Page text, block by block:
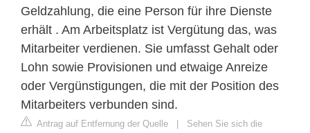
Geldzahlung, die eine Person für ihre Dienste
erhält . Am Arbeitsplatz ist Vergütung das, was
Mitarbeiter verdienen. Sie umfasst Gehalt oder
Lohn sowie Provisionen und etwaige Anreize
oder Vergünstigungen, die mit der Position des
Mitarbeiters verbunden sind.
Antrag auf Entfernung der Quelle | Sehen Sie sich die